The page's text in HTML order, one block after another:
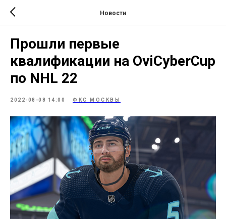
Новости
Прошли первые
квалификации на OviCyberCup
по NHL 22
2022-08-08 14:00 ФКС МОСКВЫ